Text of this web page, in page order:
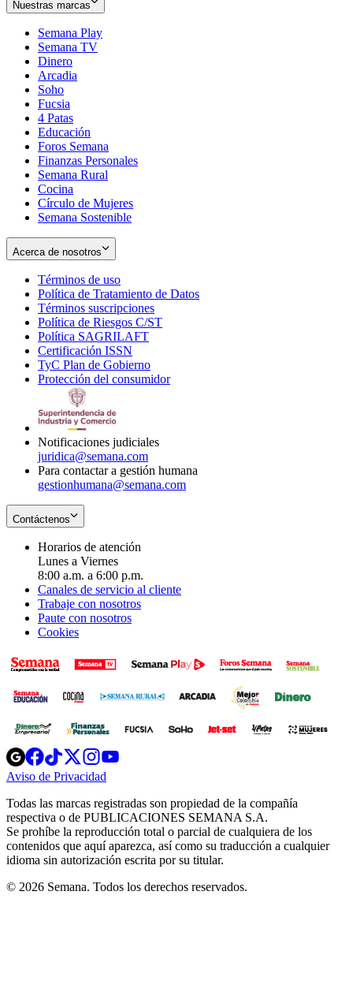
Nuestras marcas
Semana Play
Semana TV
Dinero
Arcadia
Soho
in
new
window
Fucsia
in
new
window
4 Patas
Educación
Foros Semana
Finanzas Personales
Semana Rural
Cocina
Círculo de Mujeres
Semana Sostenible
Acerca de nosotros
Términos de uso
in
new
window
Política de Tratamiento de Datos
Términos suscripciones
in
Política de Riesgos C/ST
Política SAGRILAFT
new
window
Certificación ISSN
in
new
TyC Plan de Gobierno
in
Protección del consumidorOpens
Notificaciones judiciales
juridica@semana.com
Para contactar a gestión humana
gestionhumana@semana.com
Contáctenos
Horarios de atención
Lunes a Viernes
8:00 a.m. a 6:00 p.m.
Canales de servicio al cliente
Trabaje con nosotros
Paute con nosotros
Cookies
Opens
in
new
Opens
in
new
Opens
in
new
window
Opens
new
windowwindow
Aviso de Privacidad
new
window
Todas las marcas registradas son propiedad de la compañía
respectiva o de PUBLICACIONES SEMANA S.A.
Se prohíbe la reproducción total o parcial de cualquiera de los
contenidos que aquí aparezca, así como su traducción a cualquier
idioma sin autorización escrita por su titular.
© 2026 Semana. Todos los derechos reservados.